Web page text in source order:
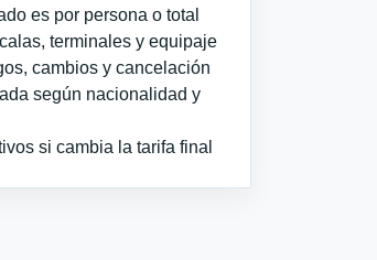
es por persona o total
terminales y equipaje
cambios y cancelación
según nacionalidad y
si cambia la tarifa final